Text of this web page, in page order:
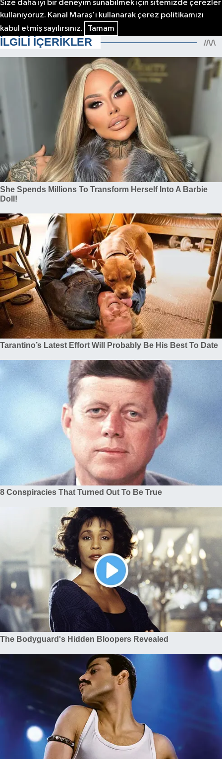
Size daha iyi bir deneyim sunabilmek için sitemizde çerezler
kullanıyoruz. Kanal Maraş'ı kullanarak çerez politikamızı
kabul etmiş sayılırsınız.
Tamam